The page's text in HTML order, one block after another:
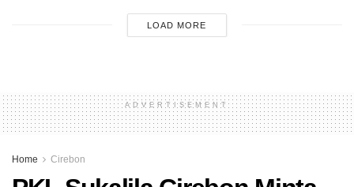
LOAD MORE
ADVERTISEMENT
Home Cirebon